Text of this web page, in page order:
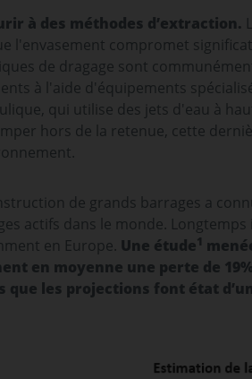
à des méthodes d’extraction.
l'envasement compromet
de dragage sont
à l'aide d'équipements
qui utilise des jets d'eau à
hors de la retenue, cette
de grands barrages a
actifs dans le monde.
en Europe. Une étude1
en moyenne une perte de
que les projections font état